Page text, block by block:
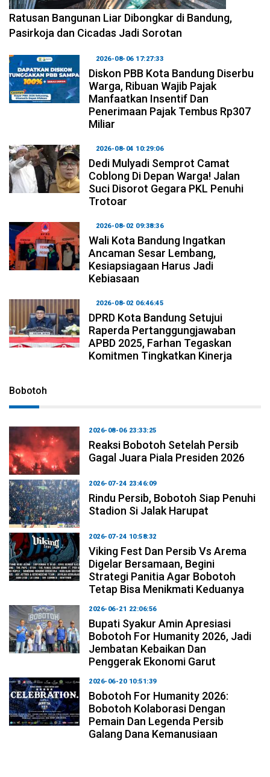
2026-08-06 17:34:08
Ratusan Bangunan Liar Dibongkar di Bandung,
Pasirkoja dan Cicadas Jadi Sorotan
2026-08-06 17:27:33
Diskon PBB Kota Bandung Diserbu
Warga, Ribuan Wajib Pajak
Manfaatkan Insentif Dan
Penerimaan Pajak Tembus Rp307
Miliar
2026-08-04 10:29:06
Dedi Mulyadi Semprot Camat
Coblong Di Depan Warga! Jalan
Suci Disorot Gegara PKL Penuhi
Trotoar
2026-08-02 09:38:36
Wali Kota Bandung Ingatkan
Ancaman Sesar Lembang,
Kesiapsiagaan Harus Jadi
Kebiasaan
2026-08-02 06:46:45
DPRD Kota Bandung Setujui
Raperda Pertanggungjawaban
APBD 2025, Farhan Tegaskan
Komitmen Tingkatkan Kinerja
Bobotoh
2026-08-06 23:33:25
Reaksi Bobotoh Setelah Persib
Gagal Juara Piala Presiden 2026
2026-07-24 23:46:09
Rindu Persib, Bobotoh Siap Penuhi
Stadion Si Jalak Harupat
2026-07-24 10:58:32
Viking Fest Dan Persib Vs Arema
Digelar Bersamaan, Begini
Strategi Panitia Agar Bobotoh
Tetap Bisa Menikmati Keduanya
2026-06-21 22:06:56
Bupati Syakur Amin Apresiasi
Bobotoh For Humanity 2026, Jadi
Jembatan Kebaikan Dan
Penggerak Ekonomi Garut
2026-06-20 10:51:39
Bobotoh For Humanity 2026:
Bobotoh Kolaborasi Dengan
Pemain Dan Legenda Persib
Galang Dana Kemanusiaan